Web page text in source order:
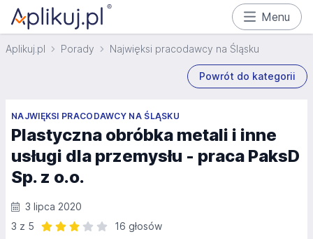
Menu
Aplikuj.pl Porady Najwięksi pracodawcy na Śląsku
Powrót do kategorii
NAJWIĘKSI PRACODAWCY NA ŚLĄSKU
Plastyczna obróbka metali i inne
usługi dla przemysłu - praca PaksD
Sp. z o.o.
3 lipca 2020
3 z 5
16 głosów